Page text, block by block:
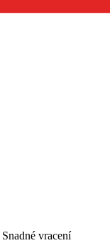
Snadné vracení